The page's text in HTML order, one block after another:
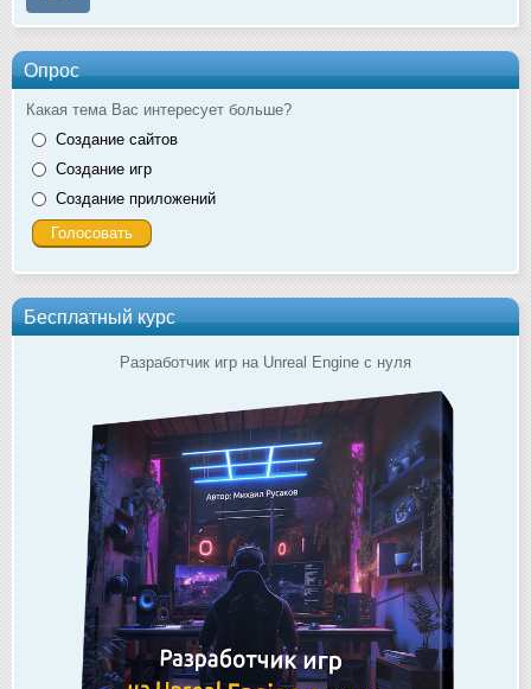
Опрос
Какая тема Вас интересует больше?
Создание сайтов
Создание игр
Создание приложений
Бесплатный курс
Разработчик игр на Unreal Engine с нуля